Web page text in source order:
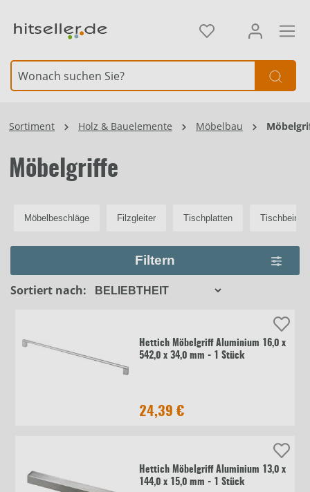
Sortiment Holz & Bauelemente Möbelbau
Möbelgriffe
Möbelbeschläge Filzgleiter Tischplatten Tischbeine
Filtern
Sortiert nach:
Hettich Möbelgriff Aluminium 16,0 x
542,0 x 34,0 mm - 1 Stück
24,39 €
Hettich Möbelgriff Aluminium 13,0 x
144,0 x 15,0 mm - 1 Stück
Element überspringen